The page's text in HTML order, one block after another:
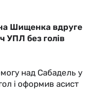
Шищенка вдруге
УПЛ без голів
над Сабадель у
і оформив асист